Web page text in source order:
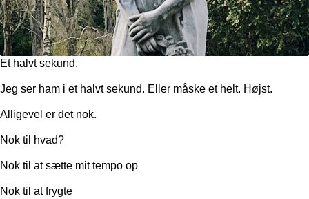
Et halvt sekund.
Jeg ser ham i et halvt sekund. Eller måske et helt. Højst.
Alligevel er det nok.
Nok til hvad?
Nok til at sætte mit tempo op
Nok til at frygte